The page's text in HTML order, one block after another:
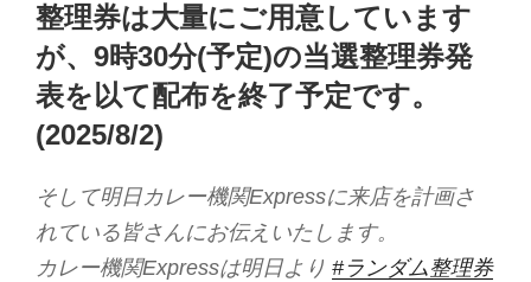
整理券は大量にご用意しています
が、9時30分(予定)の当選整理券発
表を以て配布を終了予定です。
(2025/8/2)
そして明日カレー機関Expressに来店を計画さ
れている皆さんにお伝えいたします。
カレー機関Expressは明日より #ランダム整理券